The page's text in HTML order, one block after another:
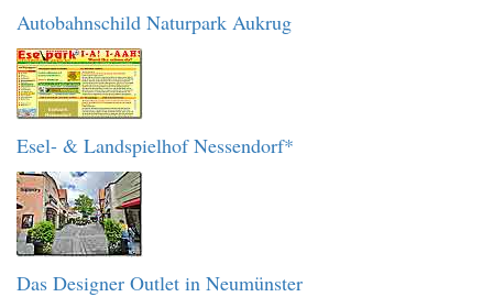
Autobahnschild Naturpark Aukrug
Esel- & Landspielhof Nessendorf*
Das Designer Outlet in Neumünster